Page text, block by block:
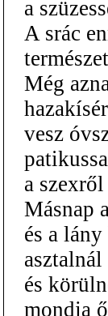
a
A srác
Még
vesz
a
Másnap
és a
és
mondja